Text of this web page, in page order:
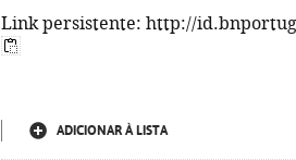
Link persistente: http://
ADICIONAR À LISTA